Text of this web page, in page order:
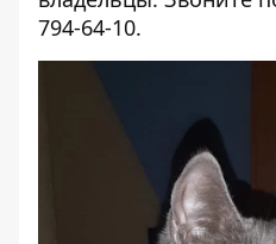
794-64-10.